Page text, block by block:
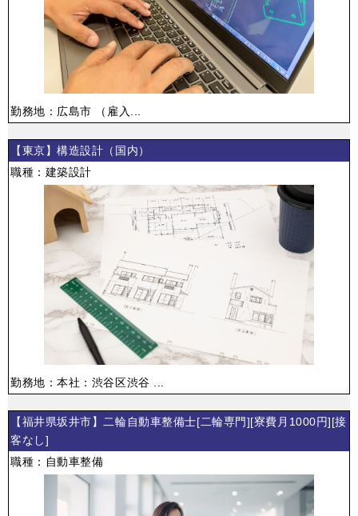
勤務地：広島市 （雇入...
【東京】構造設計（国内）
職種：建築設計
勤務地：本社：渋谷区渋谷 ...
【福井県坂井市】二輪自動車整備士[二輪専門][寮費月1000円][接
客なし]
職種：自動車整備